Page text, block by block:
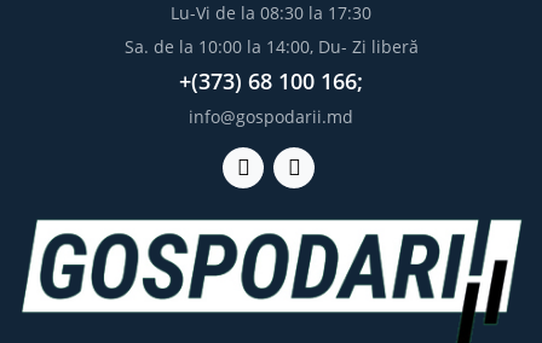
Lu-Vi de la 08:30 la 17:30
Sa. de la 10:00 la 14:00, Du- Zi liberă
+(373) 68 100 166;
info@gospodarii.md